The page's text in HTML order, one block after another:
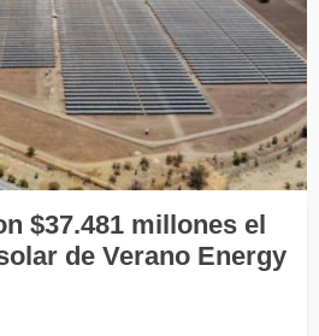
$37.481 millones el
de Verano Energy